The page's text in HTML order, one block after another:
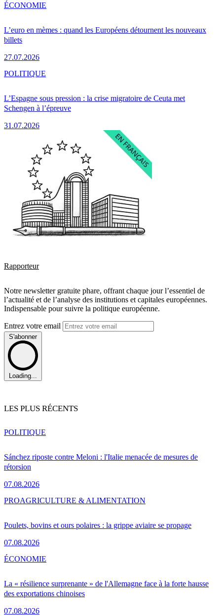
L’euro en mèmes : quand les Européens détournent les nouveaux
billets
27.07.2026
ÉCONOMIE
L’Espagne sous pression : la crise migratoire de Ceuta met
Schengen à l’épreuve
31.07.2026
POLITIQUE
Rapporteur
Notre newsletter gratuite phare, offrant chaque jour l’essentiel de
l’actualité et de l’analyse des institutions et capitales européennes.
Indispensable pour suivre la politique européenne.
Entrez votre email
S'abonner
Loading...
LES PLUS RÉCENTS
Sánchez riposte contre Meloni : l'Italie menacée de mesures de
rétorsion
07.08.2026
POLITIQUE
Poulets, bovins et ours polaires : la grippe aviaire se propage
07.08.2026
PROAGRICULTURE & ALIMENTATION
La « résilience surprenante » de l'Allemagne face à la forte hausse
des exportations chinoises
07.08.2026
ÉCONOMIE